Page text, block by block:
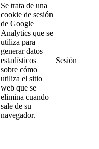
Se trata de una
cookie de sesión
de Google
Analytics que se
utiliza para
generar datos
estadísticos
sobre cómo
utiliza el sitio
web que se
elimina cuando
sale de su
navegador.
Sesión